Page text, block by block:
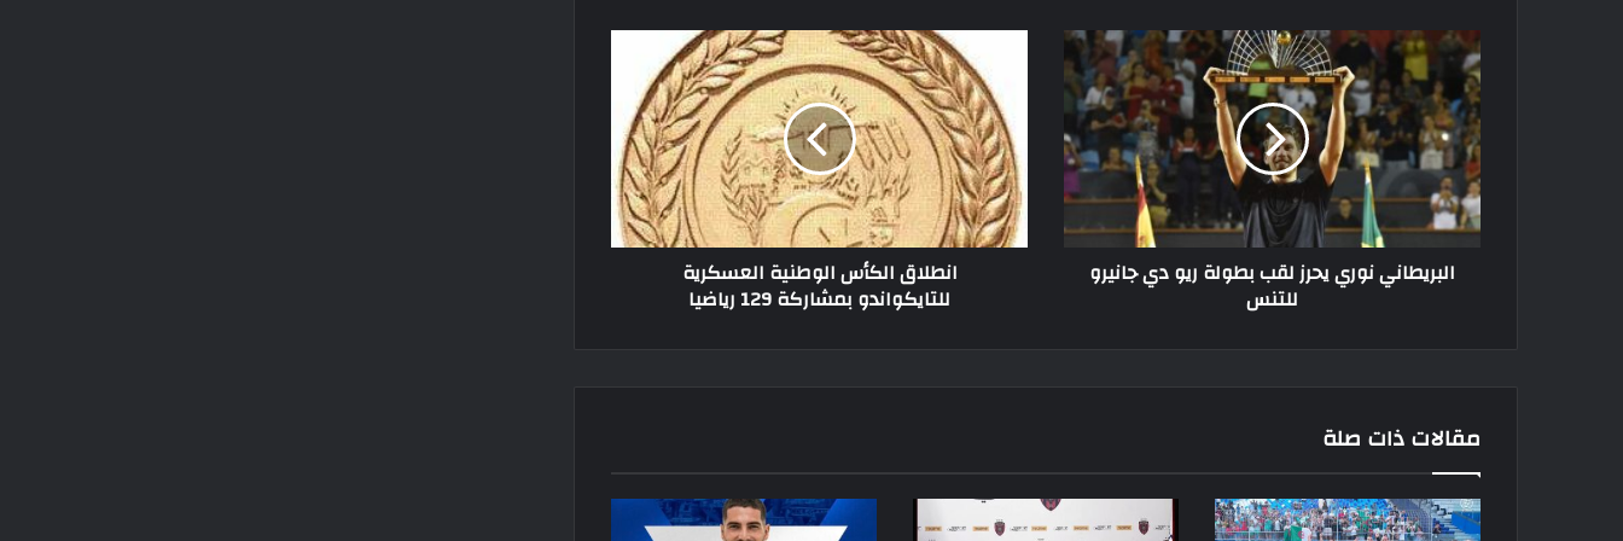
البريطاني
نوري
يحرز
لقب
بطولة
ريو
دي
جانيرو
البريطاني نوري يحرز لقب بطولة ريو دي جانيرو
للتنس
الوطنية
العسكرية
للتايكواندو
بمشاركة
129
رياضيا
انطلاق الكأس الوطنية العسكرية
للتايكواندو بمشاركة 129 رياضيا
مقالات ذات صلة